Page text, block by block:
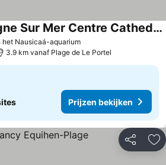
het Nausicaá-aquarium
Ibis Styles Boulogne Sur Mer Centre Cathedrale
3.9 km vanaf Plage de Le Portel
Prijzen bekijken
Delen